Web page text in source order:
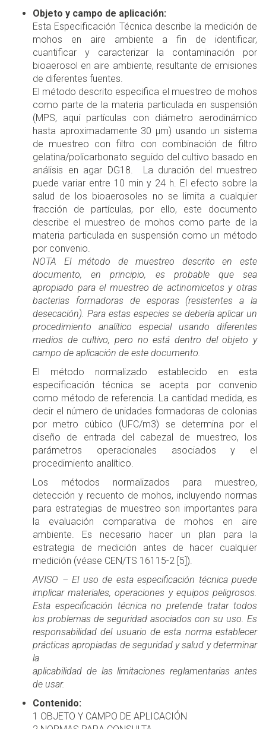
Objeto y campo de aplicación:
Esta Especificación Técnica describe la medición de
mohos en aire ambiente a fin de identificar,
cuantificar y caracterizar la contaminación por
bioaerosol en aire ambiente, resultante de emisiones
de diferentes fuentes.
El método descrito especifica el muestreo de mohos
como parte de la materia particulada en suspensión
(MPS, aquí partículas con diámetro aerodinámico
hasta aproximadamente 30 μm) usando un sistema
de muestreo con filtro con combinación de filtro
gelatina/policarbonato seguido del cultivo basado en
análisis en agar DG18. La duración del muestreo
puede variar entre 10 min y 24 h. El efecto sobre la
salud de los bioaerosoles no se limita a cualquier
fracción de partículas, por ello, este documento
describe el muestreo de mohos como parte de la
materia particulada en suspensión como un método
por convenio.
NOTA El método de muestreo descrito en este
documento, en principio, es probable que sea
apropiado para el muestreo de actinomicetos y otras
bacterias formadoras de esporas (resistentes a la
desecación). Para estas especies se debería aplicar un
procedimiento analítico especial usando diferentes
medios de cultivo, pero no está dentro del objeto y
campo de aplicación de este documento.
El método normalizado establecido en esta
especificación técnica se acepta por convenio
como método de referencia. La cantidad medida, es
decir el número de unidades formadoras de colonias
por metro cúbico (UFC/m3) se determina por el
diseño de entrada del cabezal de muestreo, los
parámetros operacionales asociados y el
procedimiento analítico.
Los métodos normalizados para muestreo,
detección y recuento de mohos, incluyendo normas
para estrategias de muestreo son importantes para
la evaluación comparativa de mohos en aire
ambiente. Es necesario hacer un plan para la
estrategia de medición antes de hacer cualquier
medición (véase CEN/TS 16115-2 [5]).
AVISO – El uso de esta especificación técnica puede
implicar materiales, operaciones y equipos peligrosos.
Esta especificación técnica no pretende tratar todos
los problemas de seguridad asociados con su uso. Es
responsabilidad del usuario de esta norma establecer
prácticas apropiadas de seguridad y salud y determinar
la
aplicabilidad de las limitaciones reglamentarias antes
de usar.
Contenido:
1 OBJETO Y CAMPO DE APLICACIÓN